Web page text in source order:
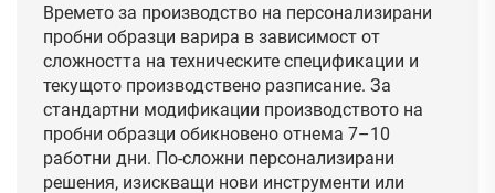
Времето за производство на персонализирани
пробни образци варира в зависимост от
сложността на техническите спецификации и
текущото производствено разписание. За
стандартни модификации производството на
пробни образци обикновено отнема 7–10
работни дни. По-сложни персонализирани
решения, изискващи нови инструменти или